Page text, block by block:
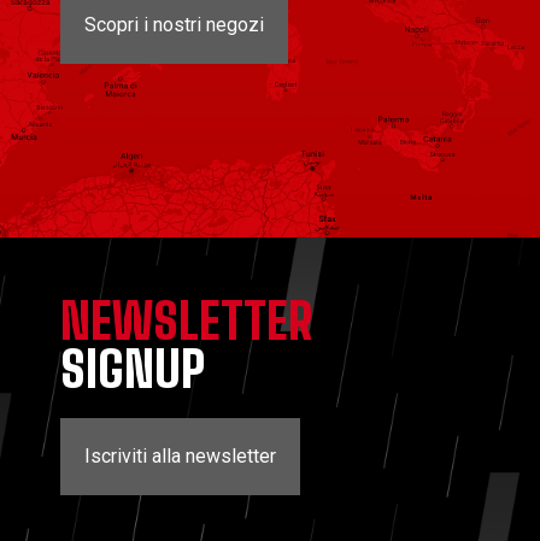
Scopri i nostri negozi
NEWSLETTER
SIGNUP
Iscriviti alla newsletter